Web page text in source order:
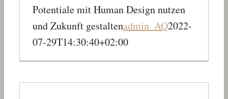
Potentiale mit Human Design nutzen
und Zukunft gestaltenadmin_AQ2022-
07-29T14:30:40+02:00